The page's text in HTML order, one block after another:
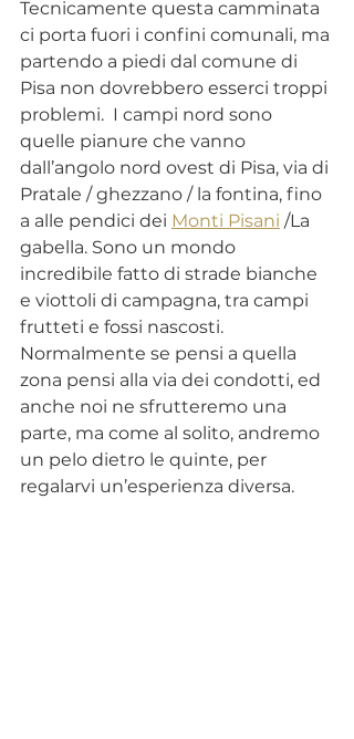
Tecnicamente questa camminata
ci porta fuori i confini comunali, ma
partendo a piedi dal comune di
Pisa non dovrebbero esserci troppi
problemi.  I campi nord sono
quelle pianure che vanno
dall’angolo nord ovest di Pisa, via di
Pratale / ghezzano / la fontina, fino
a alle pendici dei Monti Pisani /La
gabella. Sono un mondo
incredibile fatto di strade bianche
e viottoli di campagna, tra campi
frutteti e fossi nascosti.
Normalmente se pensi a quella
zona pensi alla via dei condotti, ed
anche noi ne sfrutteremo una
parte, ma come al solito, andremo
un pelo dietro le quinte, per
regalarvi un’esperienza diversa.